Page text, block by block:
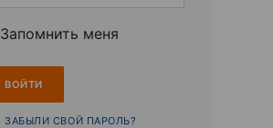
Запомнить меня
ЗАБЫЛИ СВОЙ ПАРОЛЬ?